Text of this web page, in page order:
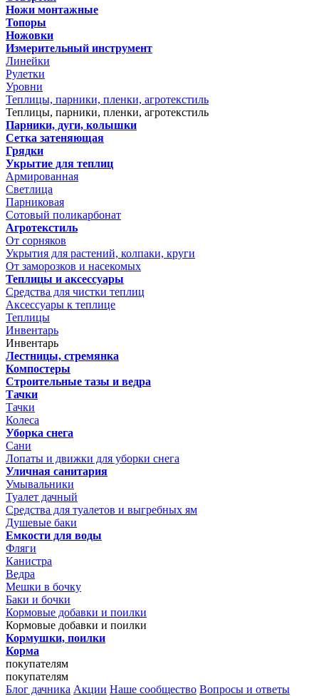
Ножи монтажные
Топоры
Ножовки
Измерительный инструмент
Линейки
Рулетки
Уровни
Теплицы, парники, пленки, агротекстиль
Теплицы, парники, пленки, агротекстиль
Парники, дуги, колышки
Сетка затеняющая
Грядки
Укрытие для теплиц
Армированная
Светлица
Парниковая
Сотовый поликарбонат
Агротекстиль
От сорняков
Укрытия для растений, колпаки, круги
От заморозков и насекомых
Теплицы и аксессуары
Средства для чистки теплиц
Аксессуары к теплице
Теплицы
Инвентарь
Инвентарь
Лестницы, стремянка
Компостеры
Строительные тазы и ведра
Тачки
Тачки
Колеса
Уборка снега
Сани
Лопаты и движки для уборки снега
Уличная санитария
Умывальники
Туалет дачный
Средства для туалетов и выгребных ям
Душевые баки
Емкости для воды
Фляги
Канистра
Ведра
Мешки в бочку
Баки и бочки
Кормовые добавки и поилки
Кормовые добавки и поилки
Кормушки, поилки
Корма
покупателям
покупателям
Блог дачника Акции Наше сообщество Вопросы и ответы